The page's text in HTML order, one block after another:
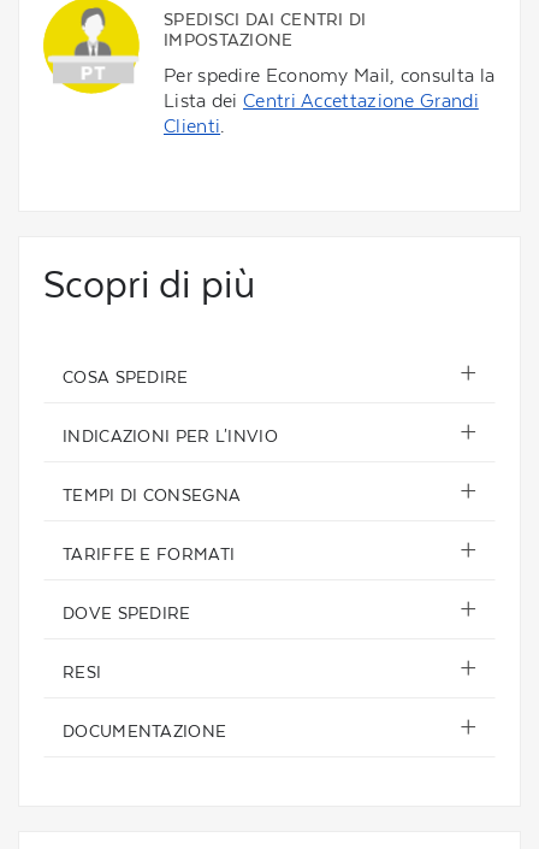
SPEDISCI DAI CENTRI DI
IMPOSTAZIONE
Per spedire Economy Mail, consulta la
Lista dei Centri Accettazione Grandi
Clienti.
Scopri di più
COSA SPEDIRE
INDICAZIONI PER L'INVIO
TEMPI DI CONSEGNA
TARIFFE E FORMATI
DOVE SPEDIRE
RESI
DOCUMENTAZIONE